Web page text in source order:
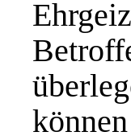
können